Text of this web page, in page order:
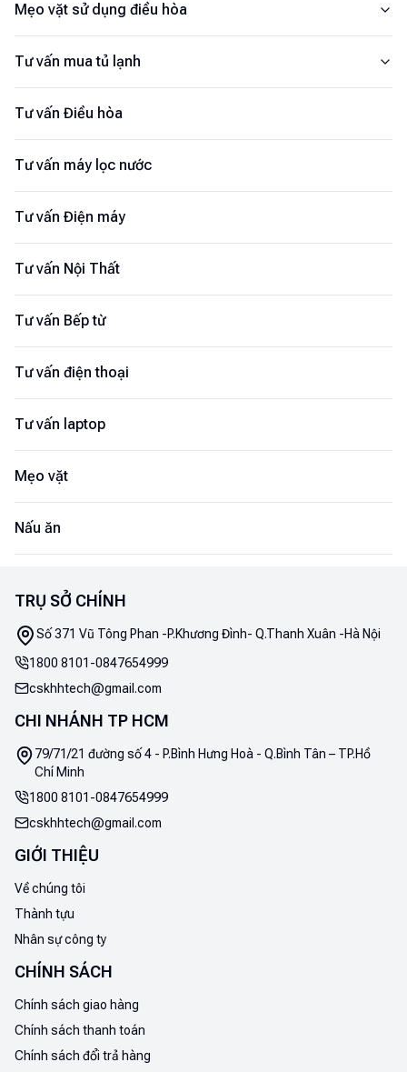
Mẹo vặt sử dụng điều hòa
Tư vấn mua tủ lạnh
Tư vấn Điều hòa
Tư vấn máy lọc nước
Tư vấn Điện máy
Tư vấn Nội Thất
Tư vấn Bếp từ
Tư vấn điện thoại
Tư vấn laptop
Mẹo vặt
Nấu ăn
TRỤ SỞ CHÍNH
Số 371 Vũ Tông Phan -P.Khương Đình- Q.Thanh Xuân -Hà Nội
1800 8101 -0847654999
cskhhtech@gmail.com
CHI NHÁNH TP HCM
79/71/21 đường số 4 - P.Bình Hưng Hoà - Q.Bình Tân – TP.Hồ
Chí Minh
1800 8101 -0847654999
cskhhtech@gmail.com
GIỚI THIỆU
Về chúng tôi
Thành tựu
Nhân sự công ty
CHÍNH SÁCH
Chính sách giao hàng
Chính sách thanh toán
Chính sách đổi trả hàng